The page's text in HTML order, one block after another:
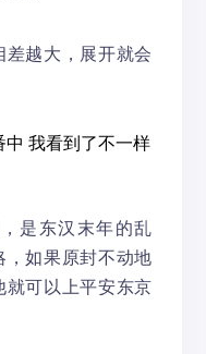
越大，展开就会
是东汉末年的乱
，如果原封不动地
就可以上平安东京